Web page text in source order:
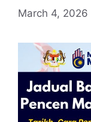
March 4, 2026